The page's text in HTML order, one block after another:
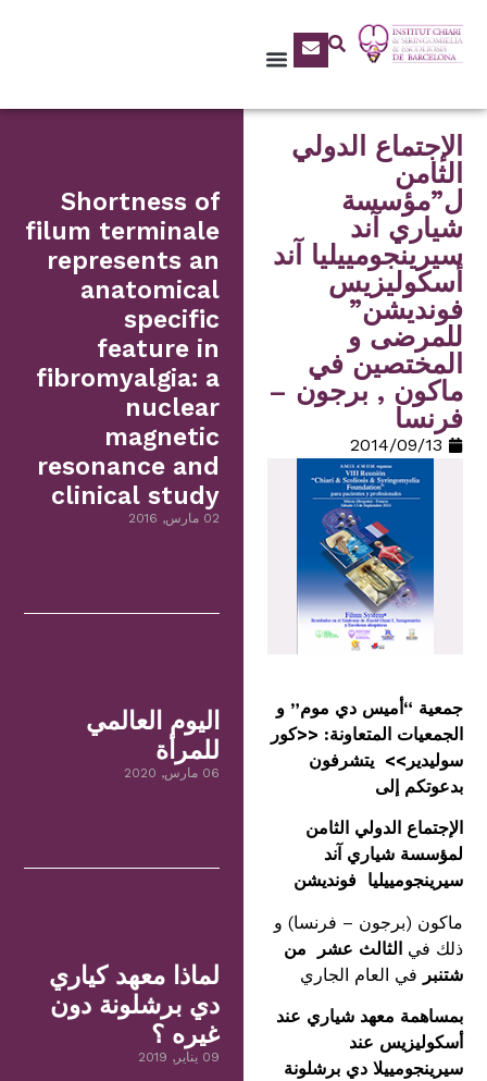
الإجتماع الدولي
الثامن
ل”مؤسسة
شياري آند
سيرينجومييليا آند
أسكوليزيس
فونديشن”
للمرضى و
المختصين في
ماكون , برجون –
فرنسا
13‏/09‏/2014
جمعية “أميس دي موم” و
الجمعياتالمتعاونة: <<كور
سوليدير>> يتشرفون
بدعوتكم إلى
الإجتماع الدولي الثامن
لمؤسسة شياري آند
سيرينجومييليا فونديشن
ماكون (برجون – فرنسا) و
ذلك في الثالث عشر من
شتنبر في العام الجاري
بمساهمة معهد شياري عند
أسكوليزيس عند
سيرينجومييلا دي برشلونة
Shortness of
filum terminale
represents an
anatomical
specific
feature in
fibromyalgia: a
nuclear
magnetic
resonance and
clinical study
02 مارس, 2016
اليوم العالمي
للمرأة
06 مارس, 2020
لماذا معهد كياري
دي برشلونة دون
غيره ؟
09 يناير, 2019